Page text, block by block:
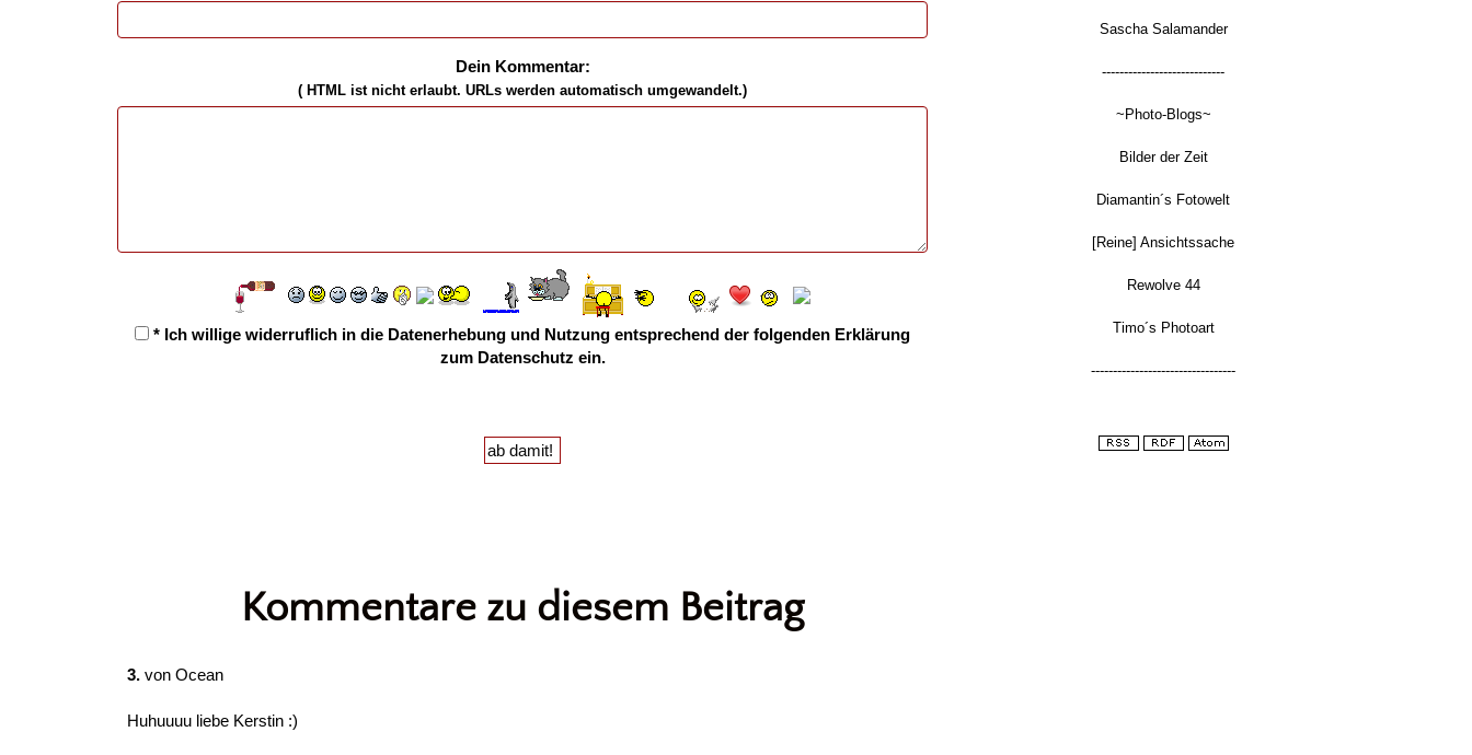
Dein Kommentar:
( HTML ist nichterlaubt. URLs werden automatisch umgewandelt.)
* Ich willige widerruflich in die Datenerhebung und Nutzung entsprechend der folgenden Erklärung
zum Datenschutz ein.
Kommentare zu diesem Beitrag
3. von Ocean
Huhuuuu liebe Kerstin :)
Sascha Salamander
----------------------------
~Photo-Blogs~
Bilder der Zeit
Diamantin´s Fotowelt
[Reine] Ansichtssache
Rewolve 44
Timo´s Photoart
---------------------------------